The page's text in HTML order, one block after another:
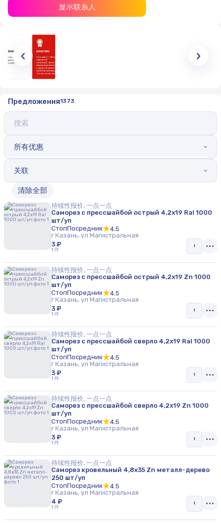
显示联系人
Предложения1373
所有优惠
关联
清除全部
持续性报价, 一点一点
Саморез с прессшайбой острый 4,2х19 Ral 1000
шт/уп
СтопПосредник
4.5
г Казань, ул Магистральная
3 ₽
1 件
持续性报价, 一点一点
Саморез с прессшайбой острый 4,2х19 Zn 1000
шт/уп
СтопПосредник
4.5
г Казань, ул Магистральная
3 ₽
1 件
持续性报价, 一点一点
Саморез с прессшайбой сверло 4,2х19 Ral 1000
шт/уп
СтопПосредник
4.5
г Казань, ул Магистральная
3 ₽
1 件
持续性报价, 一点一点
Саморез с прессшайбой сверло 4,2х19 Zn 1000
шт/уп
СтопПосредник
4.5
г Казань, ул Магистральная
3 ₽
1 件
持续性报价, 一点一点
Саморез кровельный 4,8х35 Zn металл-дерево
250 шт/уп
СтопПосредник
4.5
г Казань, ул Магистральная
4 ₽
1 件